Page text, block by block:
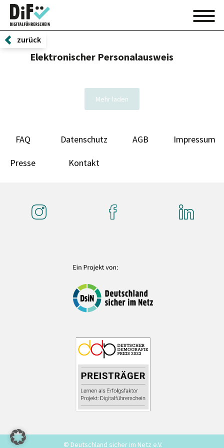
zurück
Elektronischer Personalausweis
Mehr laden
FAQ Datenschutz AGB Impressum
Presse Kontakt
© Deutschland sicher im Netz e.V.